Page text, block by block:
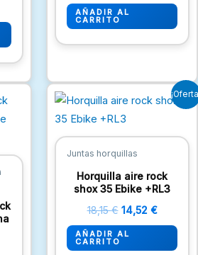
AÑADIR AL
CARRITO
Juntas horquillas
Horquilla aire rock
shox 35 Ebike +RL3
18,15€
precio
original
18,15 €.
14,52 €
precio
14,52 €.
AÑADIR AL
CARRITO